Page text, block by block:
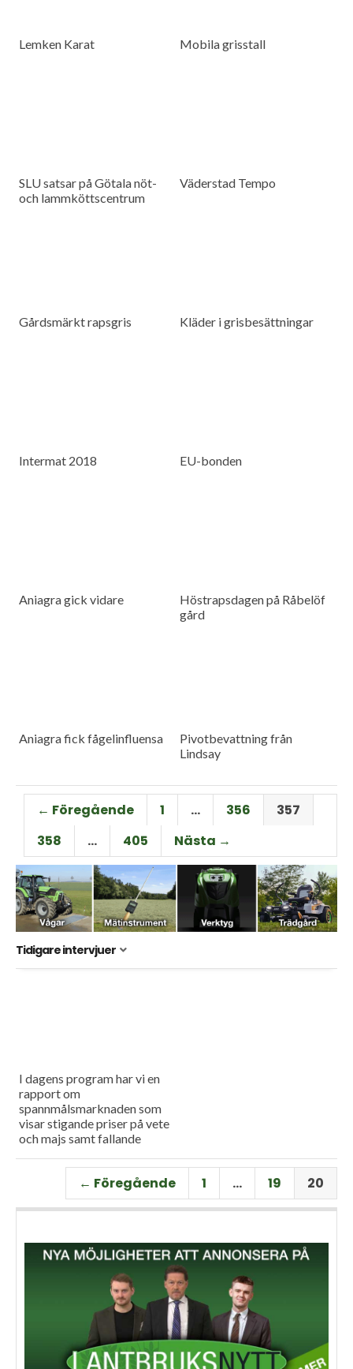
Lemken Karat Mobila grisstall
SLU satsar på Götala nöt-
och lammköttscentrum
Väderstad Tempo
Gårdsmärkt rapsgris Kläder i grisbesättningar
Intermat 2018 EU-bonden
Aniagra gick vidare
Höstrapsdagen på Råbelöf
gård
Aniagra fick fågelinfluensa
Pivotbevattning från
Lindsay
← Föregående 1 … 356
357
358
… 405 Nästa →
Tidigare intervjuer
I dagens program har vi en
rapport om
spannmålsmarknaden som
visar stigande priser på vete
och majs samt fallande
premiär för vårt
måndagsprogram med en
längre intervju med Erik
Stjerndahl vd för HIR Skåne,
fältdagar.
← Föregående 1 … 19 20